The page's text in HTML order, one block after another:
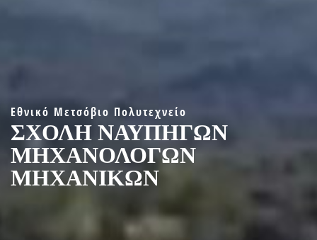
Εθνικό Μετσόβιο Πολυτεχνείο
ΣΧΟΛΉ ΝΑΥΠΗΓΏΝ
ΜΗΧΑΝΟΛΌΓΩΝ
ΜΗΧΑΝΙΚΏΝ